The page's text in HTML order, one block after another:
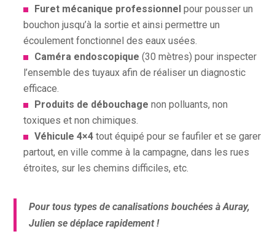
Furet mécanique professionnel pour pousser un
bouchon jusqu’à la sortie et ainsi permettre un
écoulement fonctionnel des eaux usées.
Caméra endoscopique (30 mètres) pour inspecter
l’ensemble des tuyaux afin de réaliser un diagnostic
efficace.
Produits de débouchage non polluants, non
toxiques et non chimiques.
Véhicule 4×4 tout équipé pour se faufiler et se garer
partout, en ville comme à la campagne, dans les rues
étroites, sur les chemins difficiles, etc.
Pour tous types de canalisations bouchées à Auray,
Julien se déplace rapidement !